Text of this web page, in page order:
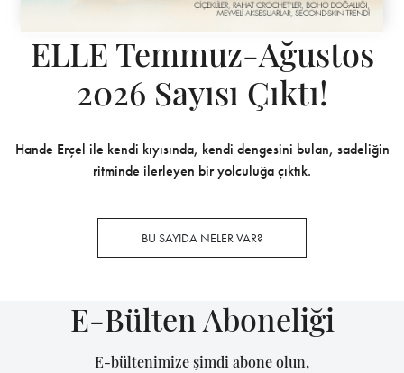
ELLE Temmuz-Ağustos
2026 Sayısı Çıktı!
Hande Erçel ile kendi kıyısında, kendi dengesini bulan, sadeliğin
ritminde ilerleyen bir yolculuğa çıktık.
BU SAYIDA NELER VAR?
E-Bülten Aboneliği
E-bültenimize şimdi abone olun,